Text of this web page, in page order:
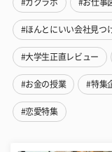
#ガクラボ #お仕事
#ほんとにいい会社見つ
#大学生正直レビュー
#お金の授業 #特集
#恋愛特集